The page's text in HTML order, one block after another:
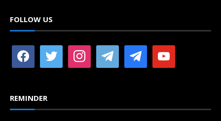
FOLLOW US
facebook twitter instagramtelegram telegram youtube
REMINDER